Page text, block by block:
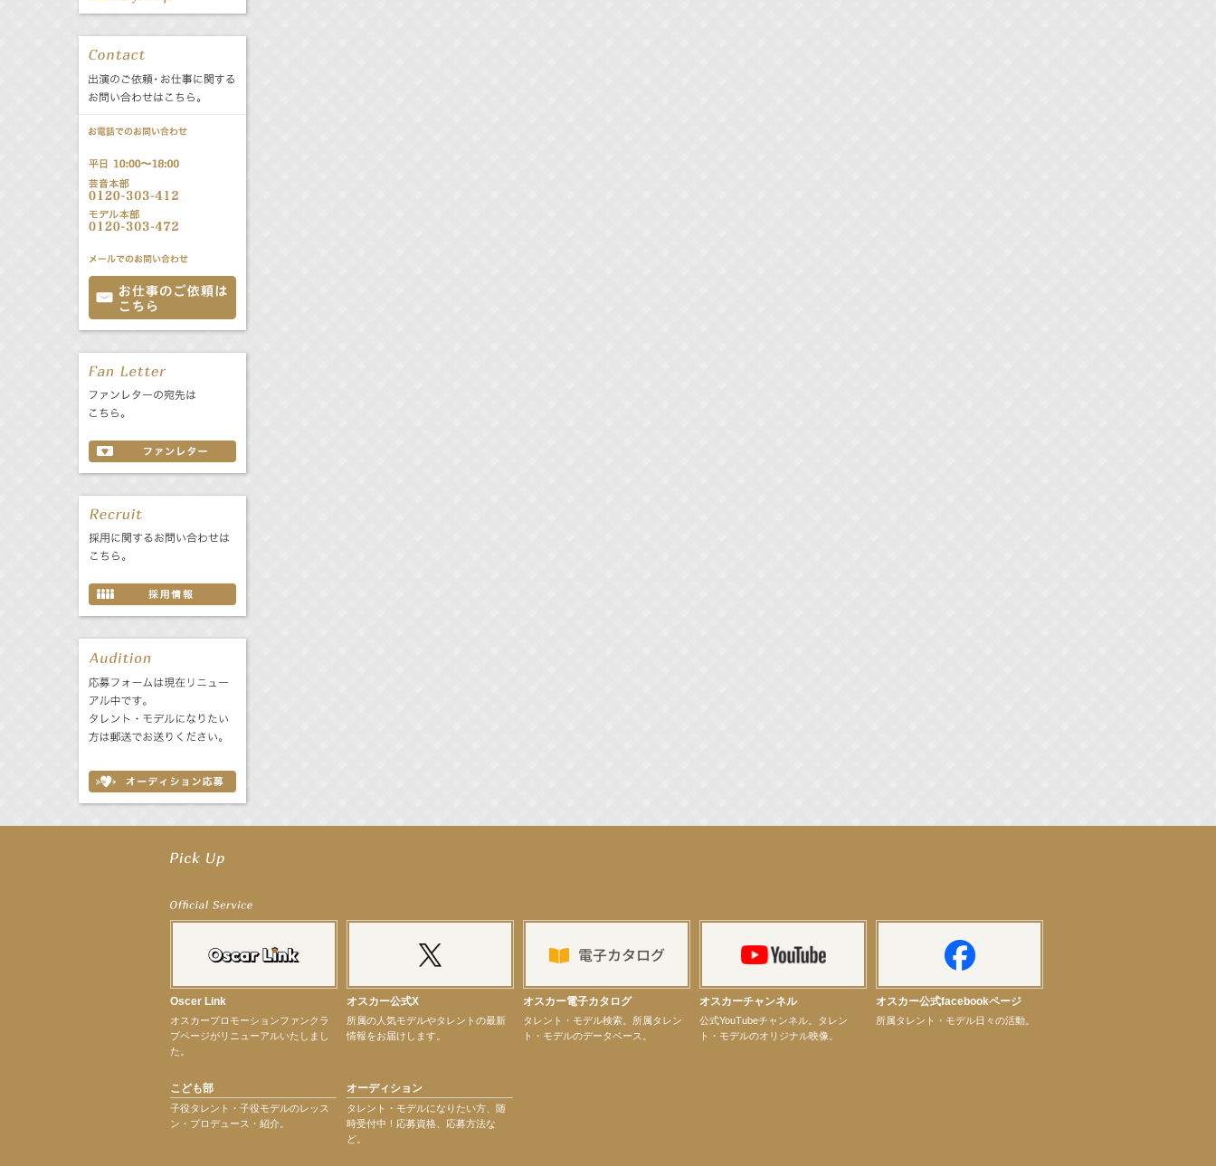
All 関連事業
公式サービス
【笛木優子】8月13日（木）ドラマ『大空港〜GATE24〜』ゲスト出演決定！
【前川泰之】舞台「グレンギャリー・グレンロス」公演詳細解禁！
【elfin’】7thシングル『全世界』がFMたいはくでO.A.決定♪
【elfin’】7thシングル『全世界』がFM-UUでO.A.決定♪
【elfin’】7thシングル『全世界』がFM TANABEでO.A.決定♪
【昆虫ハンター牧田習】8月13日（木）プライムツリー赤池「ふれあい昆虫フェスティバル」トークショーゲスト出演！
【井頭愛海】『小さなお葬式』TV-CM出演！
【定本楓馬】WEB DIGVII 連載企画『東京23時』に登場！
【elfin’】7thシングル『全世界』がFMふくろうでパワープレイO.A.決定
【上戸彩】サントリー「−196」新CM出演！
【elfin’】【小倉舞子】8月9日（日）「MxM’s produce event vol.14」に出演決定！
【elfin’】【辻美優】8月28日（金）「辻美優(elfin’)グレイテスト・ショー」に出演決定！
【elfin’】9月27日（日）「Beauty Voice Theater Reboot Vol.3」開催決定！
Oscer Link
オスカープロモーションファンクラ
ブページがリニューアルいたしまし
た。
オスカー公式X
所属の人気モデルやタレントの最新
情報をお届けします。
オスカー電子カタログ
タレント・モデル検索。所属タレン
ト・モデルのデータベース。
オスカーチャンネル
公式YouTubeチャンネル。タレン
ト・モデルのオリジナル映像。
オスカー公式facebookページ
所属タレント・モデル日々の活動。
こども部
子役タレント・子役モデルのレッス
ン・プロデュース・紹介。
オーディション
タレント・モデルになりたい方、随
時受付中！応募資格、応募方法な
ど。